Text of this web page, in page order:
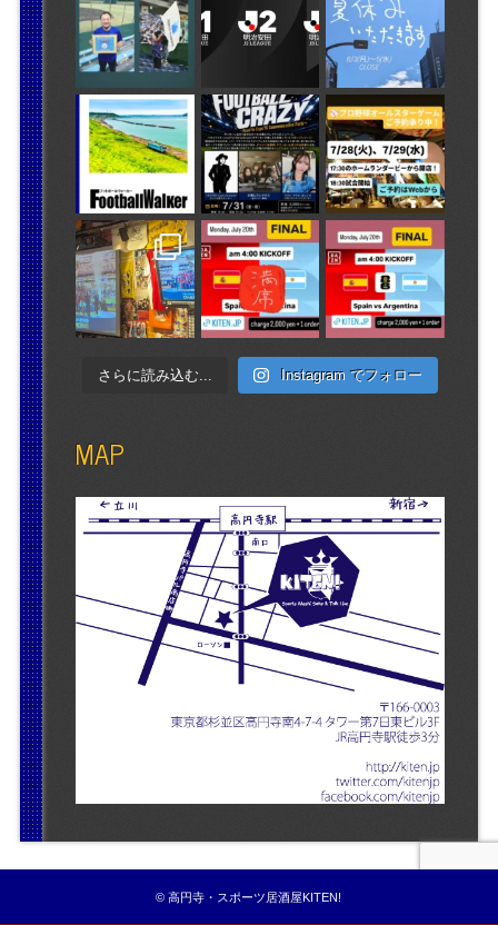
さらに読み込む... Instagram でフォロー
MAP
© 高円寺・スポーツ居酒屋KITEN!